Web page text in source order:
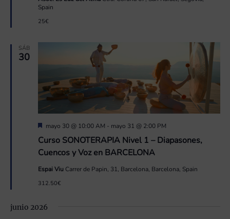
Spain
25€
SÁB
30
Curso SONOTERAPIA Nivel 1 – Diapasones,
Cuencos y Voz en BARCELONA
Destacado
mayo 30 @ 10:00 AM - mayo 31 @ 2:00 PM
Espai Viu Carrer de Papin, 31, Barcelona, Barcelona, Spain
312.50€
junio 2026